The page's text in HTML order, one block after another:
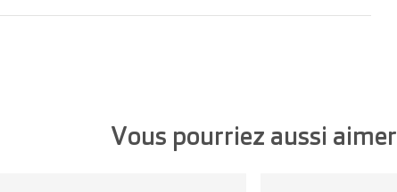
Vous pourriez aussi aimer